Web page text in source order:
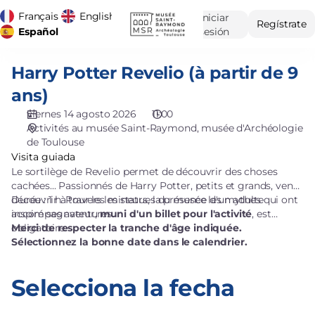
Français
English
IdiomaEspañol
Diálogo
Iniciar
sesión
Regístrate
Selecciona
la
fecha
d'Archéologie
Toulouse
14.08.2026
11:00
Harry
Potter
Revelio
Harry
Revelio
partir
9
ans)
Harry Potter Revelio (à partir de 9
ans)
viernes 14 agosto 2026
11:00
Activités au musée Saint-Raymond musée d'Archéologie
de Toulouse
Visita guiada
Le sortilège de Revelio permet de découvrir des choses
cachées... Passionnés de Harry Potter, petits et grands, venez
découvrir à travers les statues du musée les mythes qui ont
inspiré ses aventures.
Durée : 1 h. Pour les mineurs, la présence d'un adulte
accompagnateur,muni d'un billet pour l'activité, est
obligatoire.
Merci de respecter la tranche d'âge indiquée.
Sélectionnez la bonne date dans le calendrier.
Selecciona la fecha